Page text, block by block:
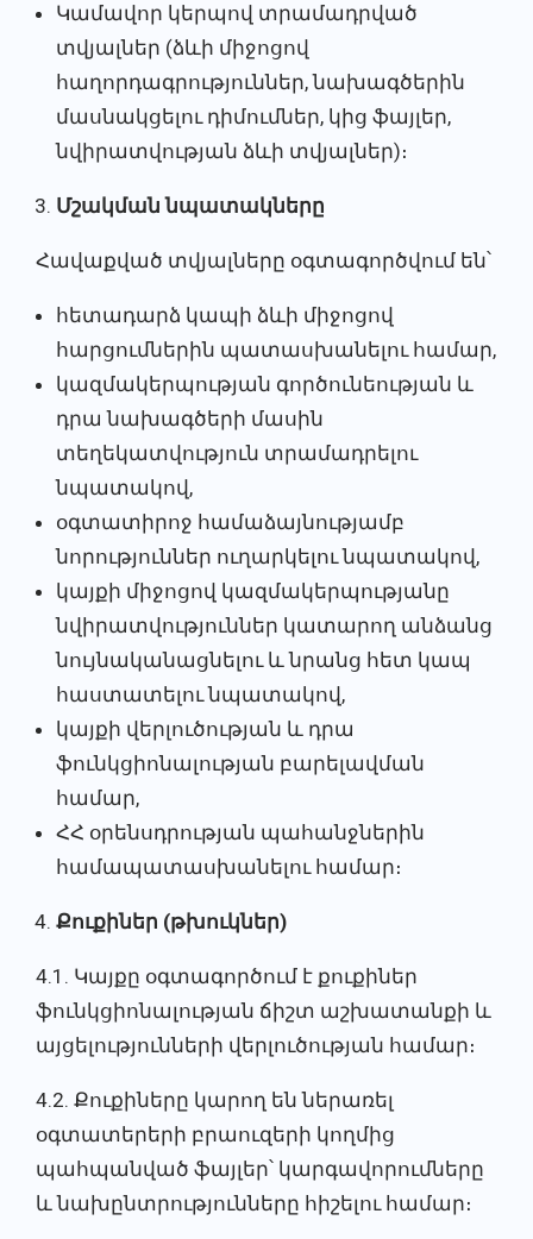
Կամավոր կերպով տրամադրված
տվյալներ (ձևի միջոցով
հաղորդագրություններ, նախագծերին
մասնակցելու դիմումներ, կից ֆայլեր,
նվիրատվության ձևի տվյալներ)։
Մշակման նպատակները
Հավաքված տվյալները օգտագործվում են՝
հետադարձ կապի ձևի միջոցով
հարցումներին պատասխանելու համար,
կազմակերպության գործունեության և
դրա նախագծերի մասին
տեղեկատվություն տրամադրելու
նպատակով,
օգտատիրոջ համաձայնությամբ
նորություններ ուղարկելու նպատակով,
կայքի միջոցով կազմակերպությանը
նվիրատվություններ կատարող անձանց
նույնականացնելու և նրանց հետ կապ
հաստատելու նպատակով,
կայքի վերլուծության և դրա
ֆունկցիոնալության բարելավման
համար,
ՀՀ օրենսդրության պահանջներին
համապատասխանելու համար։
Քուքիներ (թխուկներ)
4.1. Կայքը օգտագործում է քուքիներ
ֆունկցիոնալության ճիշտ աշխատանքի և
այցելությունների վերլուծության համար։
4.2. Քուքիները կարող են ներառել
օգտատերերի բրաուզերի կողմից
պահպանված ֆայլեր՝ կարգավորումները
և նախընտրությունները հիշելու համար։